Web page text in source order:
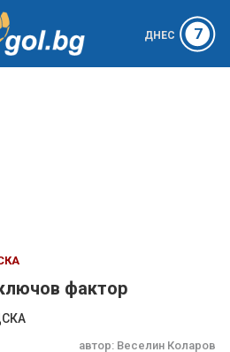
ДНЕС 7
фактор
автор: Веселин Коларов